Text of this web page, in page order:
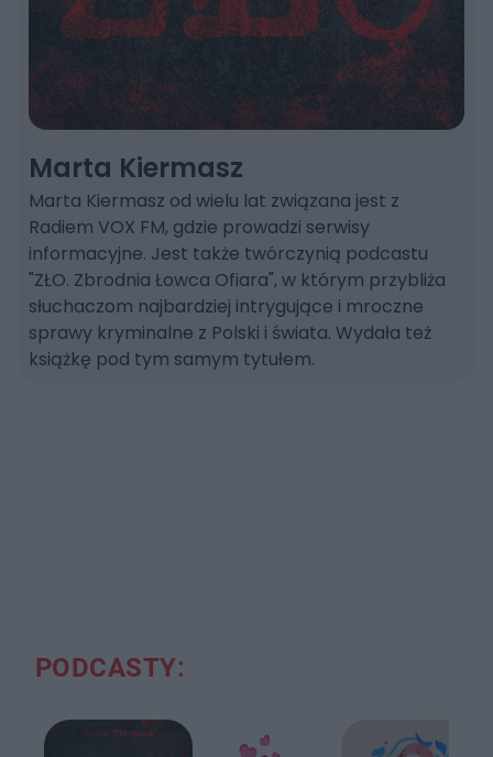
36:14
1:17:15
Radik Tagirow - Wołżański Maniak. ZŁO - Zbrodnia Łowca Ofiara
Joe Metheny - Rzeźnik z Baltimore. ZŁO - Zbrodnia Łowca Ofiara 32:27
Ladislav Hojer - Kanibal z Pragi. ZŁO - Zbrodnia Łowca Ofiara 41:59
Marta Kiermasz
Marta Kiermasz od wielu lat związana jest z
Radiem VOX FM, gdzie prowadzi serwisy
informacyjne. Jest także twórczynią podcastu
"ZŁO. Zbrodnia Łowca Ofiara", w którym przybliża
słuchaczom najbardziej intrygujące i mroczne
sprawy kryminalne z Polski i świata. Wydała też
książkę pod tym samym tytułem.
PODCASTY: